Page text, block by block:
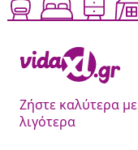
Ζήστε καλύτερα με
λιγότερα